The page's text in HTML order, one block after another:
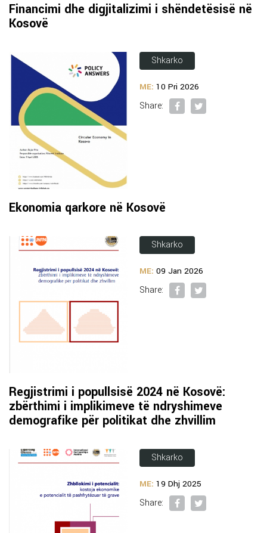
Financimi dhe digjitalizimi i shëndetësisë në
Kosovë
Shkarko
ME: 10 Pri 2026
Share:
Ekonomia qarkore në Kosovë
Shkarko
ME: 09 Jan 2026
Share:
Regjistrimi i popullsisë 2024 në Kosovë:
zbërthimi i implikimeve të ndryshimeve
demografike për politikat dhe zhvillim
Shkarko
ME: 19 Dhj 2025
Share: